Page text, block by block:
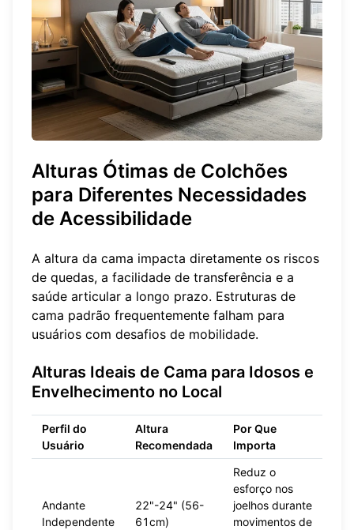
Alturas Ótimas de Colchões
para Diferentes Necessidades
de Acessibilidade
A altura da cama impacta diretamente os riscos
de quedas, a facilidade de transferência e a
saúde articular a longo prazo. Estruturas de
cama padrão frequentemente falham para
usuários com desafios de mobilidade.
Alturas Ideais de Cama para Idosos e
Envelhecimento no Local
Perfil do
Usuário
Altura
Recomendada
Por Que
Importa
Andante
Independente
22"-24" (56-
61cm)
Reduz o
esforço nos
joelhos durante
movimentos de